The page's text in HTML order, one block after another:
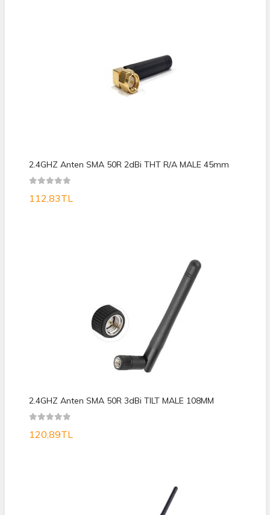
2.4GHZ Anten SMA 50R 2dBi THT R/A MALE 45mm
112,83TL
2.4GHZ Anten SMA 50R 3dBi TILT MALE 108MM
120,89TL